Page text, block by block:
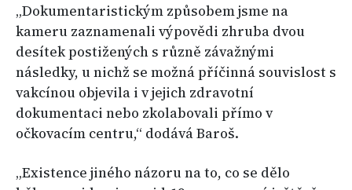
„Dokumentaristickým způsobem jsme na
kameru zaznamenali výpovědi zhruba dvou
desítek postižených s různě závažnými
následky, u nichž se možná příčinná souvislost s
vakcínou objevila i v jejich zdravotní
dokumentaci nebo zkolabovali přímo v
očkovacím centru,“ dodává Baroš.
„Existence jiného názoru na to, co se dělo